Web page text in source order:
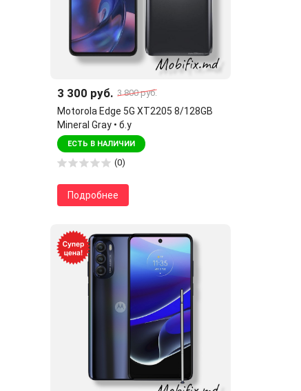
3 300 руб. 3 800 руб.
Motorola Edge 5G XT2205 8/128GB
Mineral Gray • б.у
ЕСТЬ В НАЛИЧИИ
(0)
Подробнее